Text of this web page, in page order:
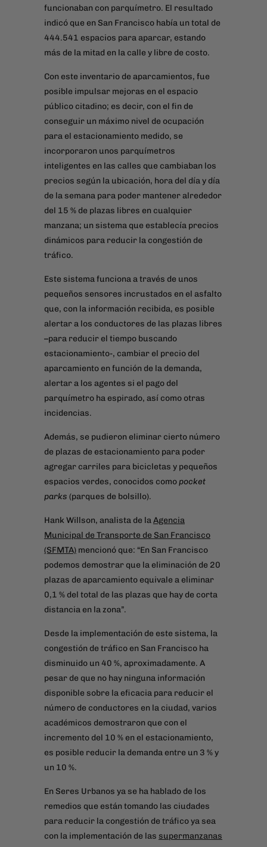
funcionaban con parquímetro. El resultado
indicó que en San Francisco había un total de
444.541 espacios para aparcar, estando
más de la mitad en la calle y libre de costo.
Con este inventario de aparcamientos, fue
posible impulsar mejoras en el espacio
público citadino; es decir, con el fin de
conseguir un máximo nivel de ocupación
para el estacionamiento medido, se
incorporaron unos parquímetros
inteligentes en las calles que cambiaban los
precios según la ubicación, hora del día y día
de la semana para poder mantener alrededor
del 15 % de plazas libres en cualquier
manzana; un sistema que establecía precios
dinámicos para reducir la congestión de
tráfico.
Este sistema funciona a través de unos
pequeños sensores incrustados en el asfalto
que, con la información recibida, es posible
alertar a los conductores de las plazas libres
–para reducir el tiempo buscando
estacionamiento-, cambiar el precio del
aparcamiento en función de la demanda,
alertar a los agentes si el pago del
parquímetro ha espirado, así como otras
incidencias.
Además, se pudieron eliminar cierto número
de plazas de estacionamiento para poder
agregar carriles para bicicletas y pequeños
espacios verdes, conocidos comopocket
parks (parques de bolsillo).
Hank Willson, analista de laAgencia
Municipal de Transporte de San Francisco
(SFMTA) mencionó que: “En San Francisco
podemos demostrar que la eliminación de 20
plazas de aparcamiento equivale a eliminar
0,1 % del total de las plazas que hay de corta
distancia en la zona”.
Desde la implementación de este sistema, la
congestión de tráfico en San Francisco ha
disminuido un 40 %, aproximadamente. A
pesar de que no hay ninguna información
disponible sobre la eficacia para reducir el
número de conductores en la ciudad, varios
académicos demostraron que con el
incremento del 10 % en el estacionamiento,
es posible reducir la demanda entre un 3 % y
un 10 %.
En Seres Urbanos ya se ha hablado de los
remedios que están tomando las ciudades
para reducir la congestión de tráfico ya sea
con la implementación de las supermanzanas